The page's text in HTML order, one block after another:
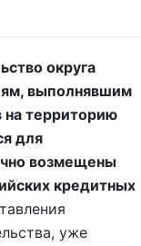
округа
выполнявшим
на территорию
для
возмещены
кредитных
уже